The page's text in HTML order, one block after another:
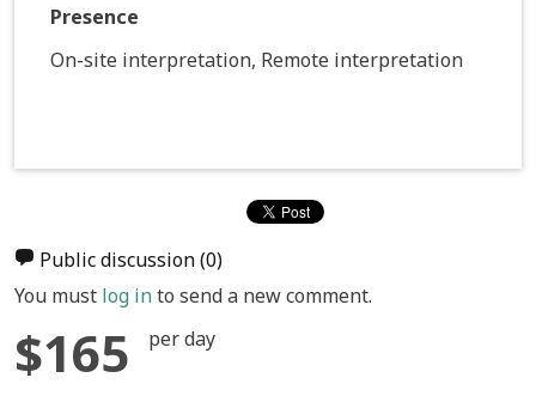
Presence
On-site interpretation, Remote interpretation
Public discussion(0)
You must log into send a new comment.
$165 per day